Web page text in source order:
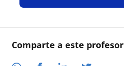
Comparte a este profesor